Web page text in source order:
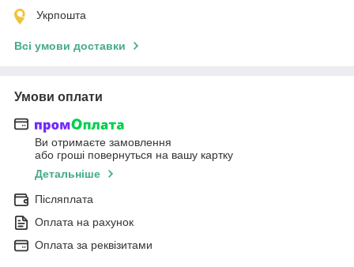
Укрпошта
Всі умови доставки
Умови оплати
Ви отримаєте замовлення
або гроші повернуться на вашу картку
Детальніше
Післяплата
Оплата на рахунок
Оплата за реквізитами